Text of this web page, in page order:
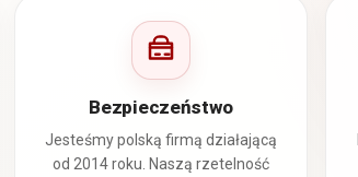
Bezpieczeństwo
Jesteśmy polską firmą działającą
od 2014 roku. Naszą rzetelność